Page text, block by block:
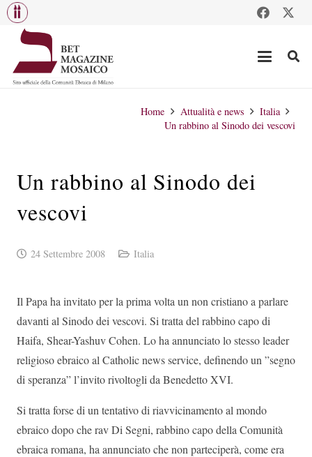
Home Attualità e news
Italia
Un rabbino al Sinodo dei vescovi
Un rabbino al Sinodo dei
vescovi
24 Settembre 2008 Italia
Il Papa ha invitato per la prima volta un non cristiano a parlare
davanti al Sinodo dei vescovi. Si tratta del rabbino capo di
Haifa, Shear-Yashuv Cohen. Lo ha annunciato lo stesso leader
religioso ebraico al Catholic news service, definendo un ”segno
di speranza” l’invito rivoltogli da Benedetto XVI.
Si tratta forse di un tentativo di riavvicinamento al mondo
ebraico dopo che rav Di Segni, rabbino capo della Comunità
ebraica romana, ha annunciato che non parteciperà, come era